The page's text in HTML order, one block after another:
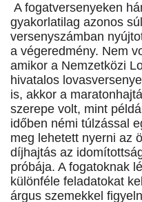
A fogatversenyeken
gyakorlatilag azonos
versenyszámban
a végeredmény. Nem
amikor a Nemzetközi
hivatalos
is, akkor a
szerepe volt, mint
időben némi túlzással
meg lehetett nyerni az
díjhajtás az
próbája. A fogatoknak
különféle feladatokat
árgus szemekkel